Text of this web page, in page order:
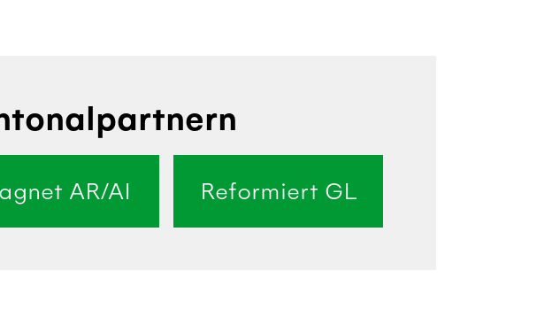
AR/AI Reformiert GL